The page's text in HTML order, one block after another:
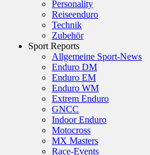
Personality
Reiseenduro
Technik
Zubehör
Sport Reports
Allgemeine Sport-News
Enduro DM
Enduro EM
Enduro WM
Extrem Enduro
GNCC
Indoor Enduro
Motocross
MX Masters
Race-Events